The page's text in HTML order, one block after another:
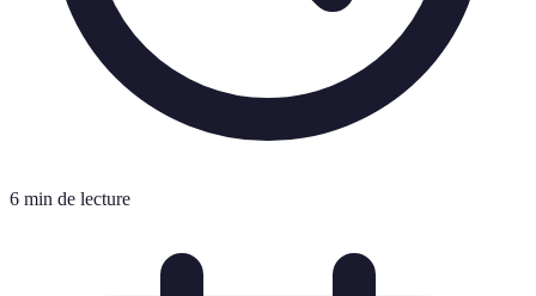
6 min de lecture